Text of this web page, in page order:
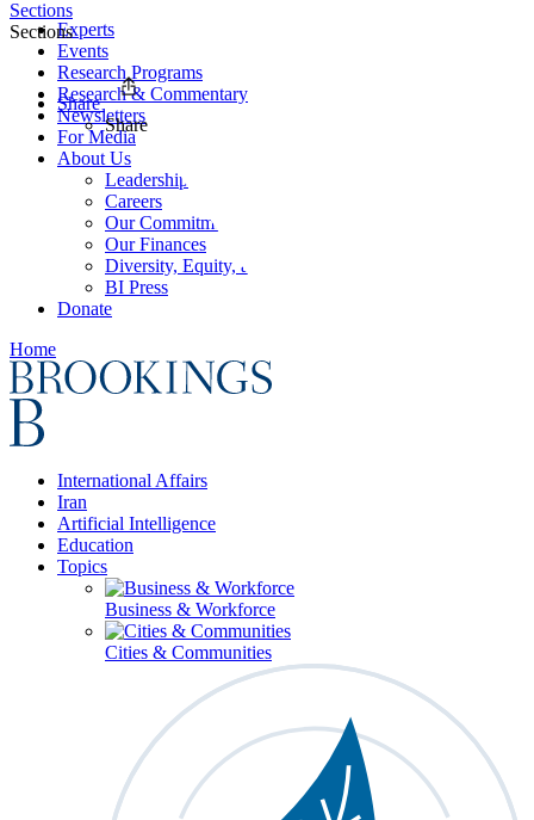
Experts
Events
Research Programs
Research & Commentary
Newsletters
For Media
About Us
Leadership
Careers
Our Commitments
Our Finances
Diversity, Equity, and Inclusion
BI Press
Donate
Home
International Affairs
Iran
Artificial Intelligence
Education
Topics
Business & Workforce
Cities & Communities
Sections
Sections
Share
Share